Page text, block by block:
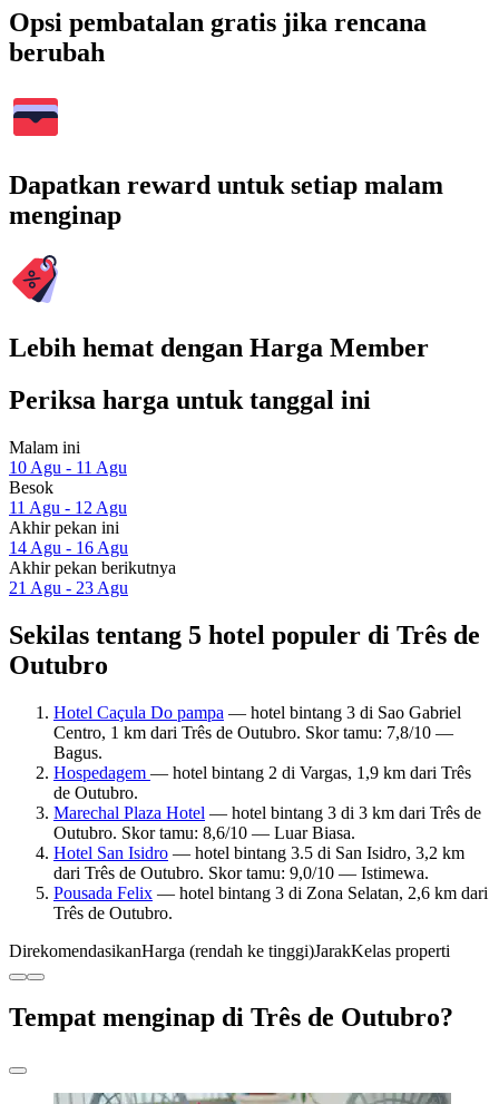
Opsi pembatalan gratis jika rencana
berubah
Dapatkan reward untuk setiap malam
menginap
Lebih hemat dengan Harga Member
Periksa harga untuk tanggal ini
Malam ini
10 Agu - 11 Agu
Besok
11 Agu - 12 Agu
Akhir pekan ini
14 Agu - 16 Agu
Akhir pekan berikutnya
21 Agu - 23 Agu
Sekilas tentang 5 hotel populer di Três de
Outubro
Hotel Caçula Do pampa — hotel bintang 3 di Sao Gabriel
Centro, 1 km dari Três de Outubro. Skor tamu: 7,8/10 —
Bagus.
Hospedagem — hotel bintang 2 di Vargas, 1,9 km dari Três
de Outubro.
Marechal Plaza Hotel — hotel bintang 3 di 3 km dari Três de
Outubro. Skor tamu: 8,6/10 — Luar Biasa.
Hotel San Isidro — hotel bintang 3.5 di San Isidro, 3,2 km
dari Três de Outubro. Skor tamu: 9,0/10 — Istimewa.
Pousada Felix — hotel bintang 3 di Zona Selatan, 2,6 km dari
Três de Outubro.
DirekomendasikanHarga (rendah ke tinggi)JarakKelas properti
Tempat menginap di Três de Outubro?